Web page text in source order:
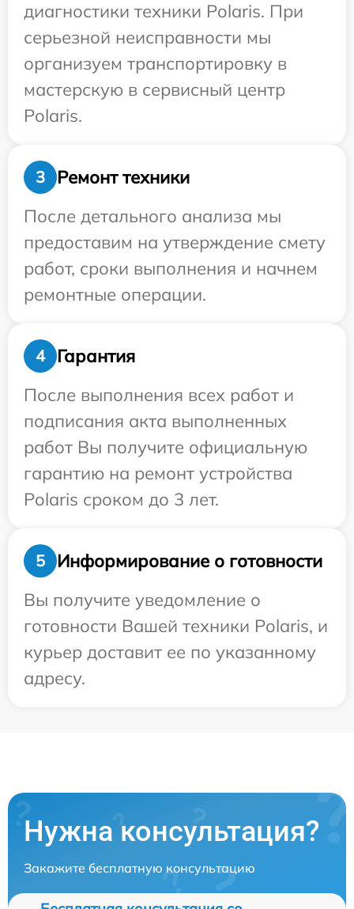
диагностики техники Polaris. При
серьезной неисправности мы
организуем транспортировку в
мастерскую в сервисный центр
Polaris.
3
Ремонт техники
После детального анализа мы
предоставим на утверждение смету
работ, сроки выполнения и начнем
ремонтные операции.
4
Гарантия
После выполнения всех работ и
подписания акта выполненных
работ Вы получите официальную
гарантию на ремонт устройства
Polaris сроком до 3 лет.
5
Информирование о готовности
Вы получите уведомление о
готовности Вашей техники Polaris, и
курьер доставит ее по указанному
адресу.
Нужна консультация?
Закажите бесплатную консультацию